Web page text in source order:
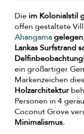
Die im Kolonialstil
offen gestaltete
Ahangamagelegen
Lankas Surfstrand
ein großartiger
Markenzeichen
Holzarchitektur
Personen in 4
Coconut Grove
Minimalismus.